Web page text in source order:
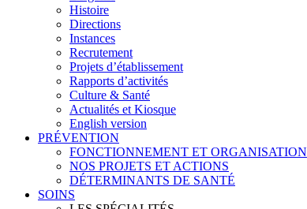
Histoire
Directions
Instances
Recrutement
Projets d’établissement
Rapports d’activités
Culture & Santé
Actualités et Kiosque
English version
PRÉVENTION
FONCTIONNEMENT ET ORGANISATION
NOS PROJETS ET ACTIONS
DÉTERMINANTS DE SANTÉ
SOINS